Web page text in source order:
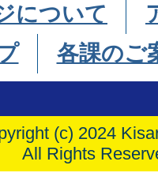
について
各課のご
(c) 2024
All Rights